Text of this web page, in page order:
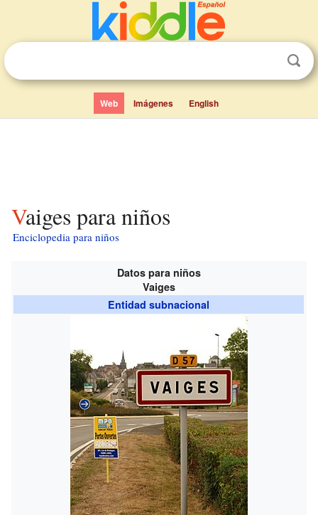
Web Imágenes English
Vaiges para niños
Enciclopedia para niños
Datos para niños
Vaiges
Entidad subnacional